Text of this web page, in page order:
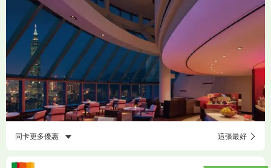
同卡更多優惠 這張最好